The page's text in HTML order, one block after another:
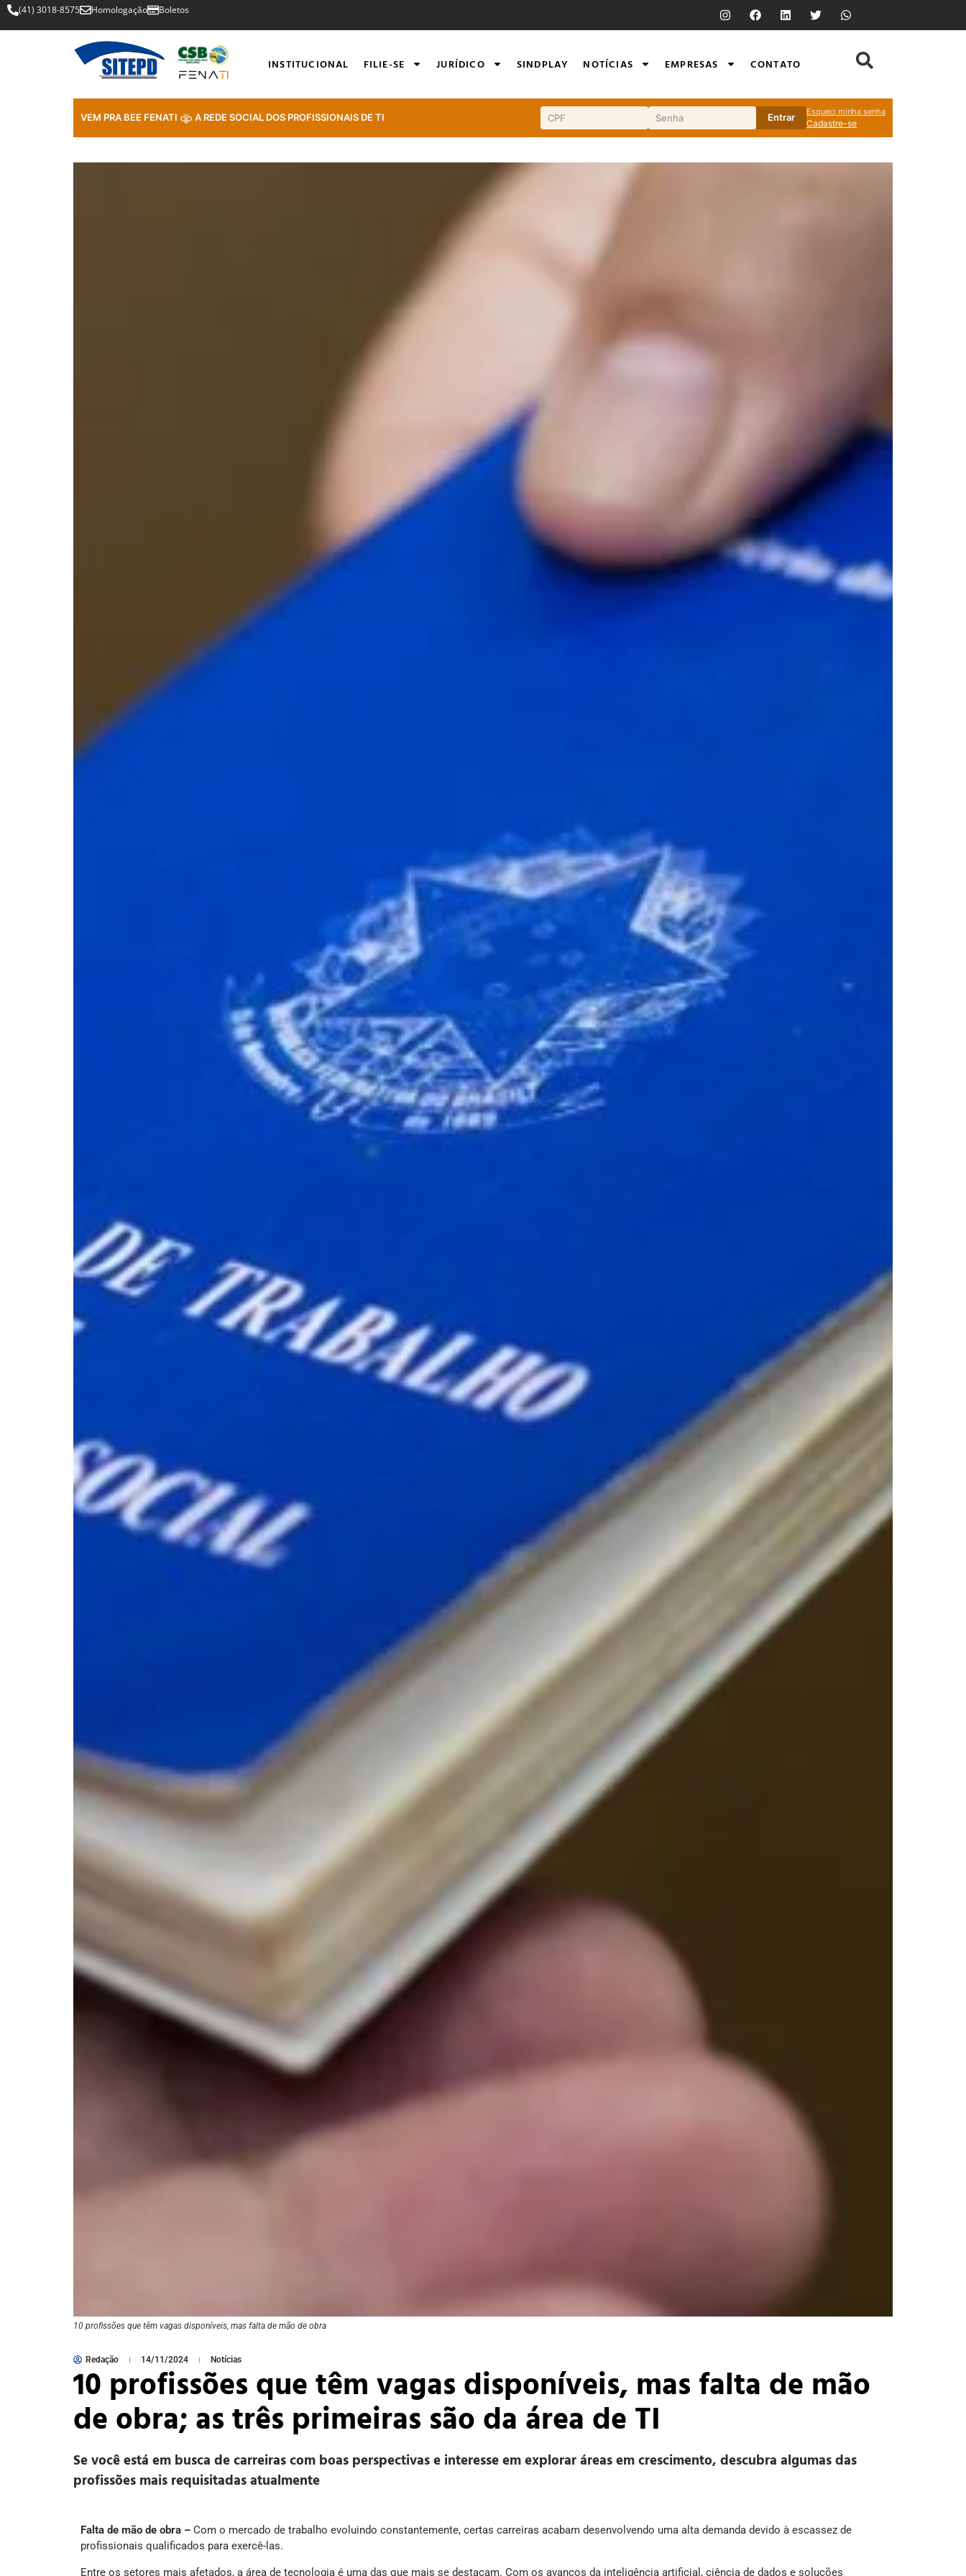
(41) 3018-8575 Homologação Boletos
INSTITUCIONAL FILIE-SE JURÍDICO SINDPLAY NOTÍCIAS EMPRESAS CONTATO
VEM PRA BEE FENATI A REDE SOCIAL DOS PROFISSIONAIS DE TI Entrar
Esqueci minha senha
Cadastre-se
10 profissões que têm vagas disponíveis, mas falta de mão de obra
Redação 14/11/2024 Notícias
10 profissões que têm vagas disponíveis, mas falta de mão
de obra; as três primeiras são da área de TI
Se você está em busca de carreiras com boas perspectivas e interesse em explorar áreas em crescimento, descubra algumas das
profissões mais requisitadas atualmente
Falta de mão de obra – Com o mercado de trabalho evoluindo constantemente, certas carreiras acabam desenvolvendo uma alta demanda devido à escassez de
profissionais qualificados para exercê-las.
Entre os setores mais afetados, a área de tecnologia é uma das que mais se destacam. Com os avanços da inteligência artificial, ciência de dados e soluções